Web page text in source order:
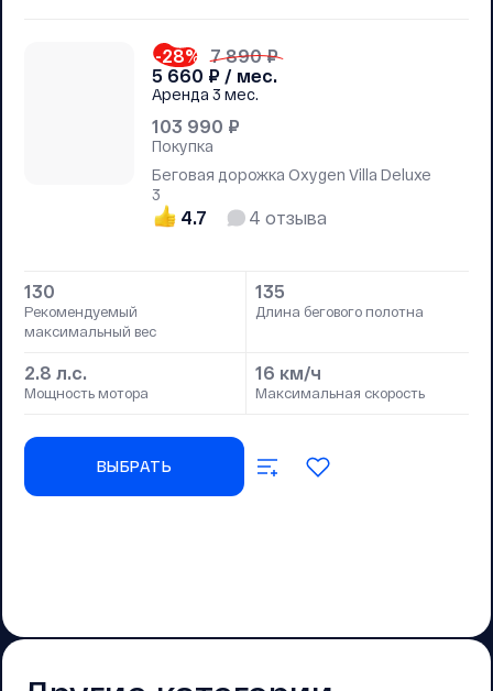
-28% 7 890 ₽
5 660 ₽ / мес.
Аренда 3 мес.
103 990 ₽
Покупка
Беговая дорожка Oxygen Villa Deluxe
3
4.7 4 отзыва
130
Рекомендуемый
максимальный вес
135
Длина бегового полотна
2.8 л.с.
Мощность мотора
16 км/ч
Максимальная скорость
ВЫБРАТЬ